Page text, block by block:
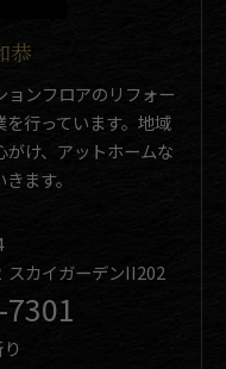
恭
ョンフロアのリフォー
行っています。地域
け、アットホームな
ます。
スカイガーデンII202